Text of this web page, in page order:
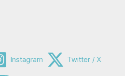
Instagram Twitter / X